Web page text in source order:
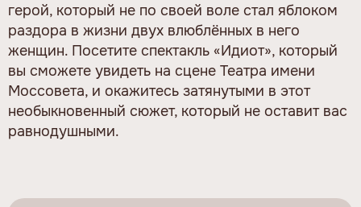
герой, который не по своей воле стал яблоком
раздора в жизни двух влюблённых в него
женщин. Посетите спектакль «Идиот», который
вы сможете увидеть на сцене Театра имени
Моссовета, и окажитесь затянутыми в этот
необыкновенный сюжет, который не оставит вас
равнодушными.